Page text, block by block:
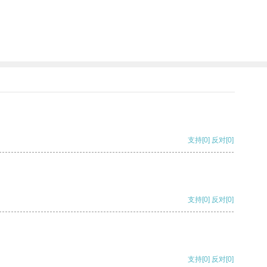
支持[0] 反对[0]
支持[0] 反对[0]
支持[0] 反对[0]